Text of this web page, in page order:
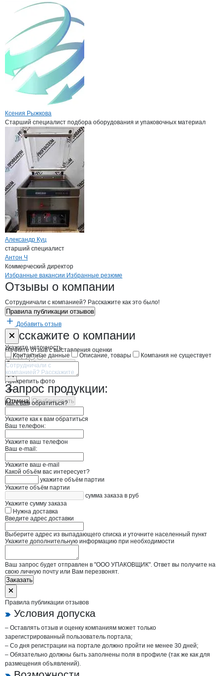
Ксения Рыжкова
Старший специалист подбора оборудования и упаковочных материал
Александр Куц
старший специалист
Антон Ч
Коммерческий директор
Брендыкомпани УПАКОВЩИК
Вакансии вУПАКОВЩИК
Избранные вакансии Избранные резюме
Новости oУПАКОВЩИК, ООО
Отзывы о компании
Сотрудничали с компанией? Расскажите как это было!
Правила публикации отзывов
Добавить отзыв
Расскажите о компании
Начните отзыв с выставления оценки
Прикрепить фото
Отмена Опубликовать
Форма обратной связи о неточностях
Укажите неточность
Контактные данные
Описание, товары Компания не существует
Отмена Опубликовать
Запрос продукции:
Как к вам обратиться?
Укажите как к вам обратиться
Ваш телефон:
Укажите ваш телефон
Ваш e-mail:
Укажите ваш e-mail
Какой объём вас интересует?
укажите объём партии
Укажите объём партии
сумма заказа в руб
Укажите сумму заказа
Нужна доставка
Введите адрес доставки
Выберите адрес из выпадающего списка и уточните населенный пункт
Укажите дополнительную информацию при необходимости
Ваш запрос будет отправлен в "ООО УПАКОВЩИК". Ответ вы получите на
свою личную почту или Вам перезвонят.
Заказать
Правила публикации отзывов
Условия допуска
– Оставлять отзыв и оценку компаниям может только
зарегистрированный пользователь портала;
– Со дня регистрации на портале должно пройти не менее 30 дней;
– Обязательно должны быть заполнены поля в профиле (так же как для
размещения объявлений).